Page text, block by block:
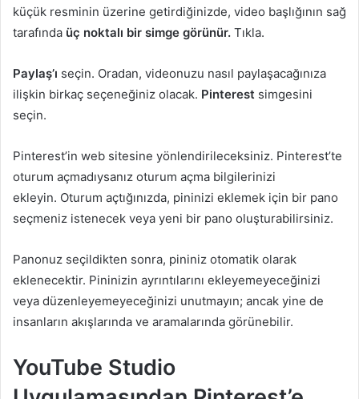
küçük resminin üzerine getirdiğinizde, video başlığının sağ
tarafında üç noktalı bir simge görünür. Tıkla.
Paylaş’ı seçin. Oradan, videonuzu nasıl paylaşacağınıza
ilişkin birkaç seçeneğiniz olacak. Pinterest simgesini
seçin.
Pinterest’in web sitesine yönlendirileceksiniz. Pinterest’te
oturum açmadıysanız oturum açma bilgilerinizi
ekleyin. Oturum açtığınızda, pininizi eklemek için bir pano
seçmeniz istenecek veya yeni bir pano oluşturabilirsiniz.
Panonuz seçildikten sonra, pininiz otomatik olarak
eklenecektir. Pininizin ayrıntılarını ekleyemeyeceğinizi
veya düzenleyemeyeceğinizi unutmayın; ancak yine de
insanların akışlarında ve aramalarında görünebilir.
YouTube Studio